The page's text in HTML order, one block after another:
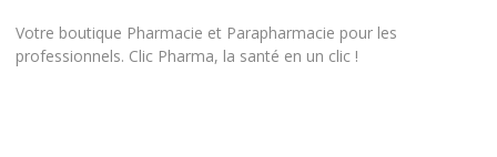
Votre boutique Pharmacie et Parapharmacie pour les
professionnels. Clic Pharma, la santé en un clic !